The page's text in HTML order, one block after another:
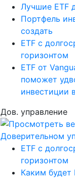
Лучшие ETF
Портфель
создать
ETF с
горизонтом
ETF от
поможет
инвестиции
Дов. управление
ETF с
горизонтом
Каким будет